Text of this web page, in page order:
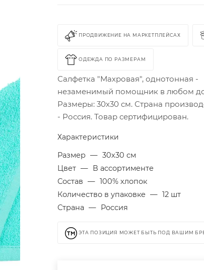
ПРОДВИЖЕНИЕ НА МАРКЕТПЛЕЙСАХ
ОДЕЖДА ПО РАЗМЕРАМ
Салфетка "Махровая", однотонная -
незаменимый помощник в любом
Размеры: 30х30 см. Страна
- Россия. Товар сертифицирован.
Характеристики
Размер — 30х30 см
Цвет — В ассортименте
Состав — 100% хлопок
Количество в упаковке — 12 шт
Страна — Россия
ЭТА ПОЗИЦИЯ МОЖЕТ БЫТЬ ПОД ВАШИМ